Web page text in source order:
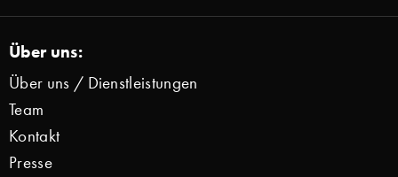
Über uns:
Über uns / Dienstleistungen
Team
Kontakt
Presse